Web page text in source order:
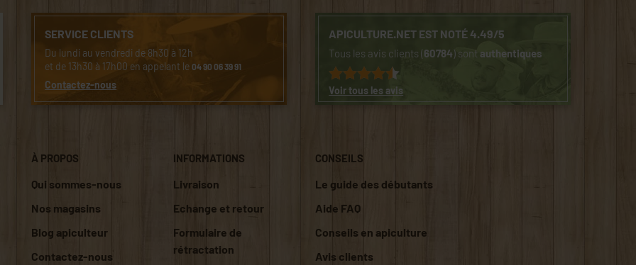
SERVICE CLIENTS
Du lundi au vendredi de 8h30 à 12h
et de 13h30 à 17h00 en appelant le04 90 06 39 91
Contactez-nous
APICULTURE.NET EST NOTÉ 4.49/5
Tous les avis clients (60784) sont authentiques
Voir tous les avis
À PROPOS
Qui sommes-nous
Nos magasins
Blog apiculteur
Contactez-nous
INFORMATIONS
Livraison
Echange et retour
Formulaire de
rétractation
CONSEILS
Le guide des débutants
Aide FAQ
Conseils en apiculture
Avis clients